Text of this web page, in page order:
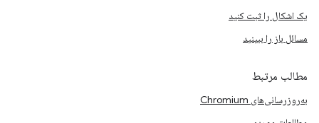
یک اشکال را ثبت کنید
مسائل باز را ببینید
مطالب مرتبط
به‌روزرسانی‌های Chromium